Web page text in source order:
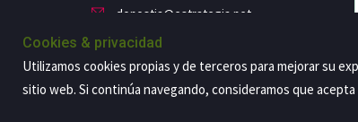
donostia@estrategia.net
Cookies & privacidad
Utilizamos cookies propias y de terceros para mejorar su
sitio web. Si continúa navegando, consideramos que